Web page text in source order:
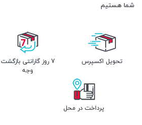
شما هستیم
تحویل اکسپرس
7 روز گارانتی بازگشت
وجه
پرداخت در محل